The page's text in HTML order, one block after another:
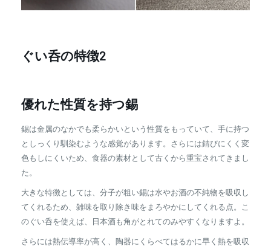
ぐい呑の特徴2
優れた性質を持つ錫
錫は金属のなかでも柔らかいという性質をもっていて、手に持つ
としっくり馴染むような感覚があります。さらには錆びにくく変
色もしにくいため、食器の素材として古くから重宝されてきまし
た。
大きな特徴としては、分子が粗い錫は水やお酒の不純物を吸収し
てくれるため、雑味を取り除き味をまろやかにしてくれる点。こ
のぐい呑を使えば、日本酒も角がとれてのみやすくなりますよ。
さらには熱伝導率が高く、陶器にくらべてはるかに早く熱を吸収